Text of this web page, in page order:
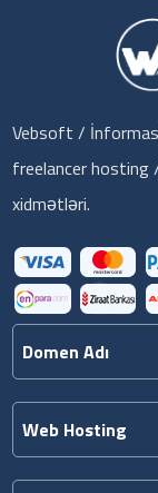
Vebsoft /
freelancer
xidmətləri.
Domen Adı
Web Hosting